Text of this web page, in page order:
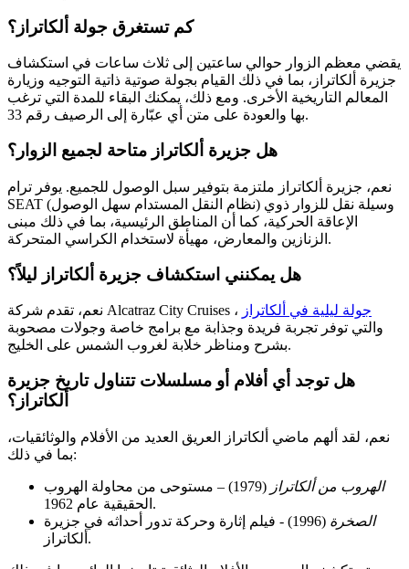
كم تستغرق جولة ألكاتراز؟
يقضي معظم الزوار حوالي ساعتين إلى ثلاث ساعات في استكشاف
جزيرة ألكاتراز، بما في ذلك القيام بجولة صوتية ذاتية التوجيه وزيارة
المعالم التاريخية الأخرى. ومع ذلك، يمكنك البقاء للمدة التي ترغب
بها والعودة على متن أي عبّارة إلى الرصيف رقم 33.
هل جزيرة ألكاتراز متاحة لجميع الزوار؟
نعم، جزيرة ألكاتراز ملتزمة بتوفير سبل الوصول للجميع. يوفر ترام
SEAT (نظام النقل المستدام سهل الوصول) وسيلة نقل للزوار ذوي
الإعاقة الحركية، كما أن المناطق الرئيسية، بما في ذلك مبنى
الزنازين والمعارض، مهيأة لاستخدام الكراسي المتحركة.
هل يمكنني استكشاف جزيرة ألكاتراز ليلاً؟
نعم، تقدم شركة Alcatraz City Cruises جولة ليلية في ألكاتراز ،
والتي توفر تجربة فريدة وجذابة مع برامج خاصة وجولات مصحوبة
بشرح ومناظر خلابة لغروب الشمس على الخليج.
هل توجد أي أفلام أو مسلسلات تتناول تاريخ جزيرة
ألكاتراز؟
نعم، لقد ألهم ماضي ألكاتراز العريق العديد من الأفلام والوثائقيات،
بما في ذلك:
الهروب من ألكاتراز
(1979) – مستوحى من محاولة الهروب
الحقيقية عام 1962.
الصخرة
(1996) - فيلم إثارة وحركة تدور أحداثه في جزيرة
ألكاتراز.